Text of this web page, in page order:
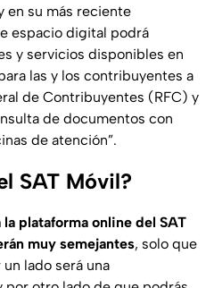
en su más reciente
espacio digital podrá
y servicios disponibles en
las y los contribuyentes a
de Contribuyentes (RFC) y
de documentos con
de atención”.
SAT Móvil?
plataforma online del SAT
muy semejantes, solo que
lado será una